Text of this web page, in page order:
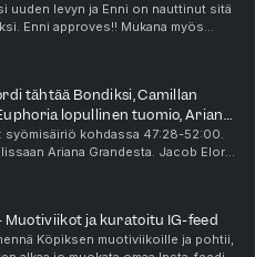
uuden levyn ja Enni on nauttinut sitä
Enni approves!! Mukana myös
Voguen haastattelusta.
tähtää Bondiksi, Camillan
lopullinen tuomio, Ariana
syömisäiriö kohdassa 47:28-52:00.
Ariana Grandesta. Jacob Elordi
seuraavaksi James Bondiksi, ja
Muotiviikot ja kuratoitu IG-feed
Köpiksen muotiviikoille ja pohtii,